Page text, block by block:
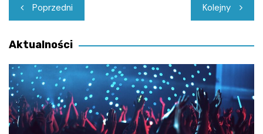
Nawigacja
wpisu
Poprzedni Kolejny
Aktualności